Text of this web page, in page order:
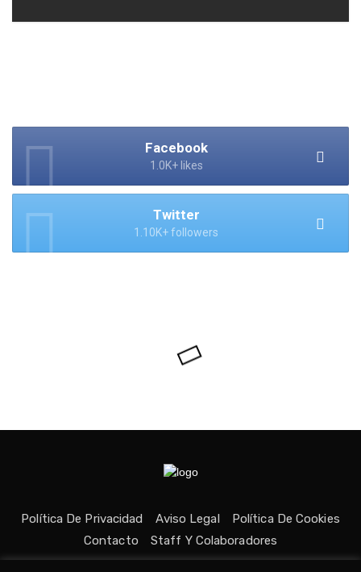
Facebook
1.0K+ likes
Twitter
1.10K+ followers
Política De Privacidad Aviso Legal
Política De Cookies
Contacto
Staff Y Colaboradores